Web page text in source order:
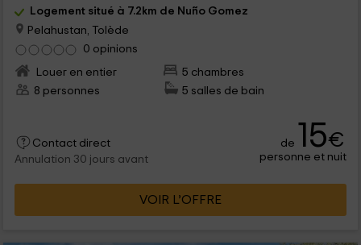
Logement situé à 7.2km de Nuño Gomez
Pelahustan, Tolède
0 opinions
Louer en entier
5 chambres
8 personnes
5 salles de bain
Contact direct
Annulation 30 jours avant
de 15€
personne et nuit
VOIR L’OFFRE